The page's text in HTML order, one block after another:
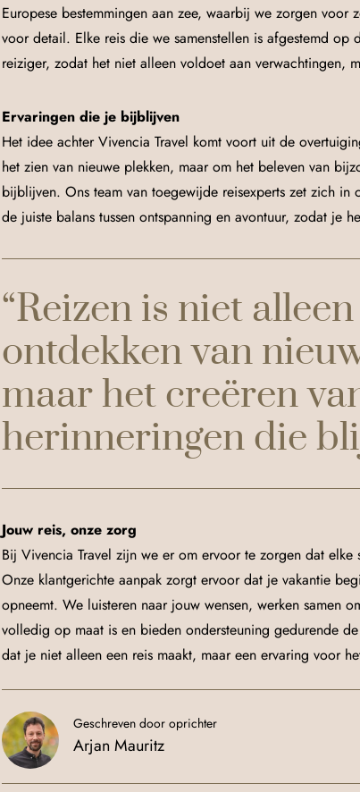
Europese bestemmingen aan zee, waarbij we zorgen voor
voor detail. Elke reis die we samenstellen is afgestemd op
reiziger, zodat het niet alleen voldoet aan verwachtingen,
Ervaringen die je bijblijven
Het idee achter Vivencia Travel komt voort uit de
het zien van nieuwe plekken, maar om het beleven van
bijblijven. Ons team van toegewijde reisexperts zet zich in
de juiste balans tussen ontspanning en avontuur, zodat je
“Reizen is niet
ontdekken van
maar het creëren
herinneringen die
Jouw reis, onze zorg
Bij Vivencia Travel zijn we er om ervoor te zorgen dat
Onze klantgerichte aanpak zorgt ervoor dat je vakantie
opneemt. We luisteren naar jouw wensen, werken samen
volledig op maat is en bieden ondersteuning gedurende
dat je niet alleen een reis maakt, maar een ervaring voor
Geschreven door oprichter
Arjan Mauritz